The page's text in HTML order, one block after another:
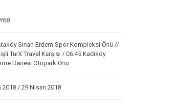
Sinan Erdem Spor Kompleksi Önü //
TurX Travel Karşısı / 06:45 Kadıköy
Dairesi Otopark Önü
2018 / 29 Nisan 2018